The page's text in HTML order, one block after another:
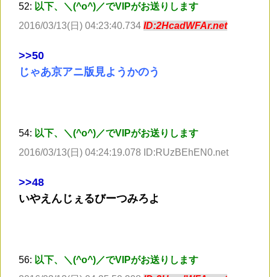
52: 以下、＼(^o^)／でVIPがお送りします
2016/03/13(日) 04:23:40.734 ID:2HcadWFAr.net
>>50
じゃあ京アニ版見ようかのう
54: 以下、＼(^o^)／でVIPがお送りします
2016/03/13(日) 04:24:19.078 ID:RUzBEhEN0.net
>>48
いやえんじぇるびーつみろよ
56: 以下、＼(^o^)／でVIPがお送りします